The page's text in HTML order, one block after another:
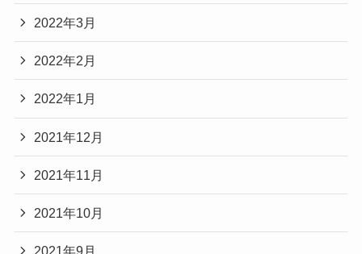
2022年3月
2022年2月
2022年1月
2021年12月
2021年11月
2021年10月
2021年9月